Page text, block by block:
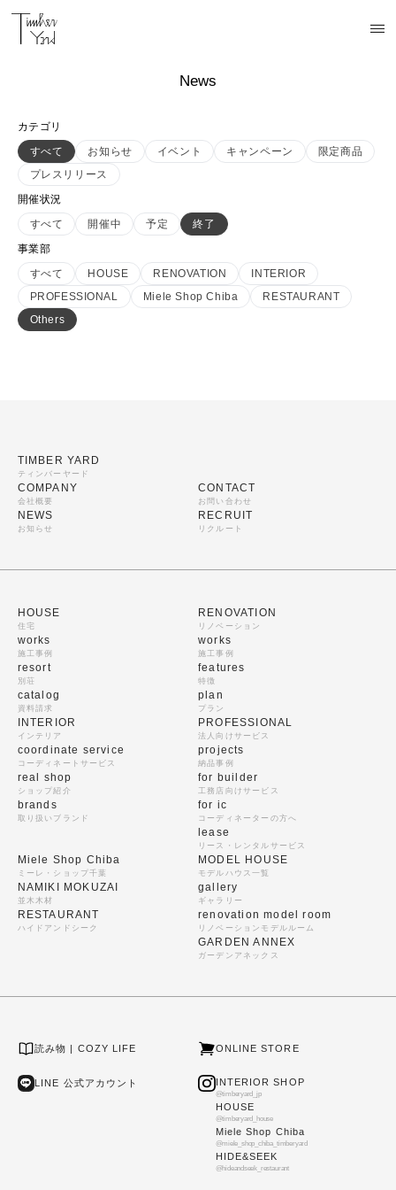
News
カテゴリ
すべて
お知らせ イベント キャンペーン
限定商品
プレスリリース
開催状況
すべて
開催中 予定
終了
事業部
すべて
HOUSE RENOVATION
INTERIOR
PROFESSIONAL
Miele Shop Chiba
RESTAURANT
Others
TIMBER YARD
ティンバーヤード
COMPANY
会社概要
NEWS
お知らせ
CONTACT
お問い合わせ
RECRUIT
リクルート
HOUSE
住宅
works
施工事例
resort
別荘
catalog
資料請求
RENOVATION
リノベーション
works
施工事例
features
特徴
plan
プラン
INTERIOR
インテリア
coordinate service
コーディネートサービス
real shop
ショップ紹介
brands
取り扱いブランド
PROFESSIONAL
法人向けサービス
projects
納品事例
for builder
工務店向けサービス
for ic
コーディネーターの方へ
lease
リース・レンタルサービス
Miele Shop Chiba
ミーレ・ショップ千葉
NAMIKI MOKUZAI
並木木材
RESTAURANT
ハイドアンドシーク
MODEL HOUSE
モデルハウス一覧
gallery
ギャラリー
renovation model room
リノベーションモデルルーム
GARDEN ANNEX
ガーデンアネックス
読み物 | COZY LIFE ONLINE STORE
LINE 公式アカウント INTERIOR SHOP
@timberyard_jp
HOUSE
@timberyard_house
Miele Shop Chiba
@miele_shop_chiba_timberyard
HIDE&SEEK
@hideandseek_restaurant